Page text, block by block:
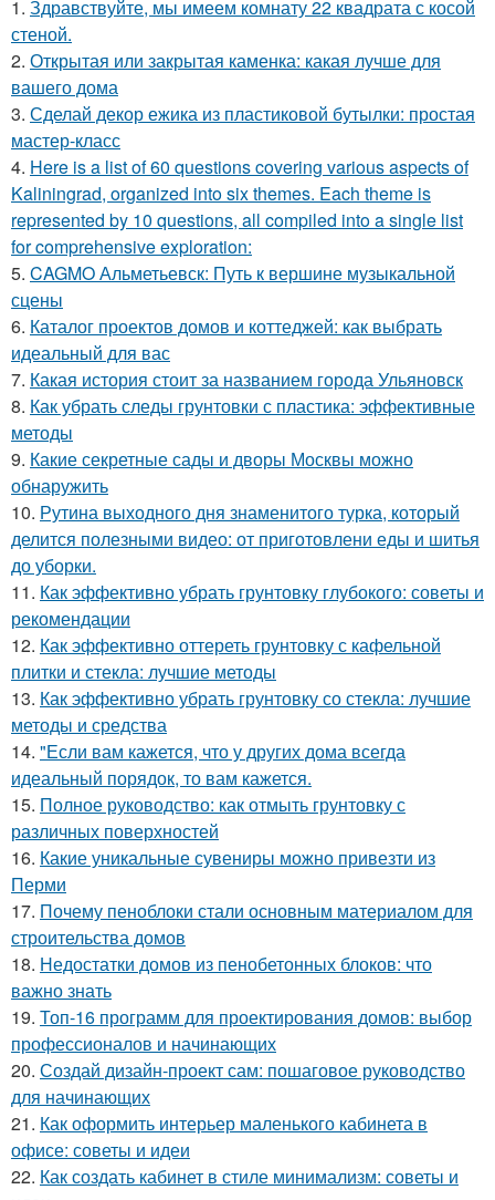
1. Здравствуйте, мы имеем комнату 22 квадрата с косой
стеной.
2. Открытая или закрытая каменка: какая лучше для
вашего дома
3. Сделай декор ежика из пластиковой бутылки: простая
мастер-класс
4. Here is a list of 60 questions covering various aspects of
Kaliningrad, organized into six themes. Each theme is
represented by 10 questions, all compiled into a single list
for comprehensive exploration:
5. CAGMO Альметьевск: Путь к вершине музыкальной
сцены
6. Каталог проектов домов и коттеджей: как выбрать
идеальный для вас
7. Какая история стоит за названием города Ульяновск
8. Как убрать следы грунтовки с пластика: эффективные
методы
9. Какие секретные сады и дворы Москвы можно
обнаружить
10. Рутина выходного дня знаменитого турка, который
делится полезными видео: от приготовлени еды и шитья
до уборки.
11. Как эффективно убрать грунтовку глубокого: советы и
рекомендации
12. Как эффективно оттереть грунтовку с кафельной
плитки и стекла: лучшие методы
13. Как эффективно убрать грунтовку со стекла: лучшие
методы и средства
14. "Если вам кажется, что у других дома всегда
идеальный порядок, то вам кажется.
15. Полное руководство: как отмыть грунтовку с
различных поверхностей
16. Какие уникальные сувениры можно привезти из
Перми
17. Почему пеноблоки стали основным материалом для
строительства домов
18. Недостатки домов из пенобетонных блоков: что
важно знать
19. Топ-16 программ для проектирования домов: выбор
профессионалов и начинающих
20. Создай дизайн-проект сам: пошаговое руководство
для начинающих
21. Как оформить интерьер маленького кабинета в
офисе: советы и идеи
22. Как создать кабинет в стиле минимализм: советы и